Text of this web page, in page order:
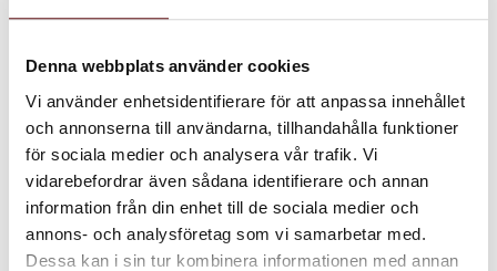
Denna webbplats använder cookies
Vi använder enhetsidentifierare för att anpassa innehållet
och annonserna till användarna, tillhandahålla funktioner
för sociala medier och analysera vår trafik. Vi
vidarebefordrar även sådana identifierare och annan
information från din enhet till de sociala medier och
annons- och analysföretag som vi samarbetar med.
Dessa kan i sin tur kombinera informationen med annan
Burk Silver, 200 gr.
Plåtburk, 200 gr.
Burk Klassisk
Japansk svart, 100